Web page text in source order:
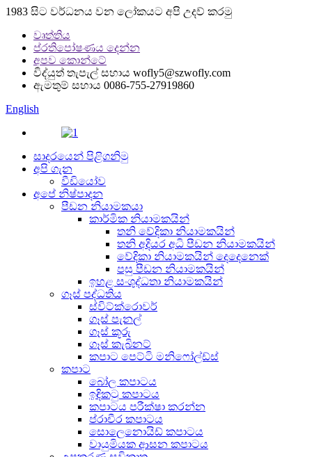
1983 සිට වර්ධනය වන ලෝකයට අපි උදව් කරමු
වෘත්තිය
ප්රතිපෝෂණය දෙන්න
අපව කොන්ටේ
විද්යුත් තැපැල් සහාය wofly5@szwofly.com
ඇමතුම් සහාය 0086-755-27919860
English
සාදරයෙන් පිළිගනිමු
අපි ගැන
වීඩියෝව
අපේ නිෂ්පාදන
පීඩන නියාමකයා
කාර්මික නියාමකයින්
තනි වේදිකා නියාමකයින්
තනි අදියර අධි පීඩන නියාමකයින්
වේදිකා නියාමකයින් දෙදෙනෙක්
පසු පීඩන නියාමකයින්
ඉහළ සංශුද්ධතා නියාමකයින්
ගෑස් පද්ධතිය
ස්විට්ක්රොවර්
ගෑස් පැනල්
ගෑස් කූරු
ගෑස් කැබිනට්
කපාට පෙට්ටි මනිෆෝල්ඩ්ස්
කපාට
බෝල කපාටය
ඉඳිකටු කපාටය
කපාටය පරීක්ෂා කරන්න
ප්රාචීර කපාටය
සොලෙනොයිඩ් කපාටය
වායුමියක ආසන කපාටය